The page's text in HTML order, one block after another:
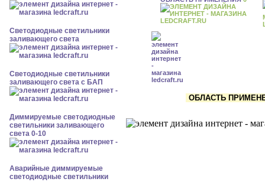
Светодиодные светильники
заливающего света
Светодиодные светильники
заливающего света с БАП
Диммируемые светодиодные
светильники заливающего
света 0-10
Аварийные диммируемые
светодиодные светильники
ОБЛАСТЬ